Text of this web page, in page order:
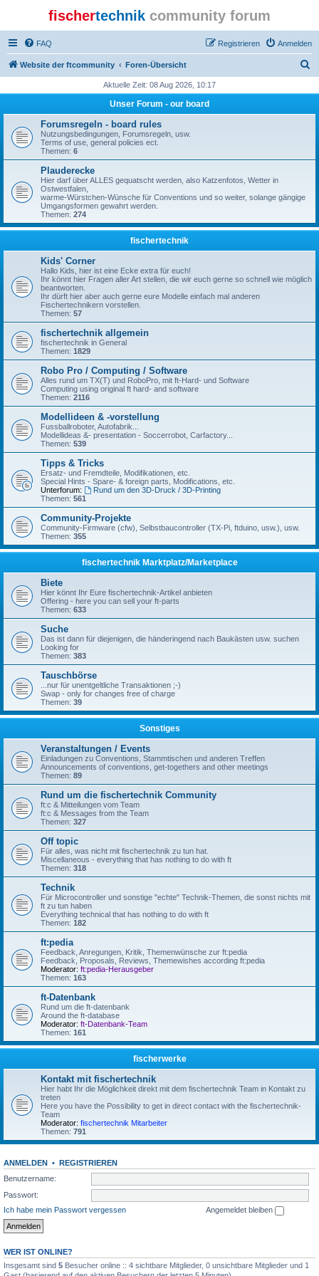
fischertechnik community forum
FAQ Anmelden
Registrieren
Website der ftcommunity Foren-Übersicht
h
Aktuelle Zeit: 08 Aug 2026, 10:17
Unser Forum - our board
Forumsregeln - board rules
Nutzungsbedingungen, Forumsregeln, usw.
Terms of use, general policies ect.
Themen: 6
Plauderecke
Hier darf über ALLES gequatscht werden, also Katzenfotos, Wetter in
Ostwestfalen,
warme-Würstchen-Wünsche für Conventions und so weiter, solange gängige
Umgangsformen gewahrt werden.
Themen: 274
fischertechnik
Kids' Corner
Hallo Kids, hier ist eine Ecke extra für euch!
Ihr könnt hier Fragen aller Art stellen, die wir euch gerne so schnell wie möglich
beantworten.
Ihr dürft hier aber auch gerne eure Modelle einfach mal anderen
Fischertechnikern vorstellen.
Themen: 57
fischertechnik allgemein
fischertechnik in General
Themen: 1829
Robo Pro / Computing / Software
Alles rund um TX(T) und RoboPro, mit ft-Hard- und Software
Computing using original ft hard- and software
Themen: 2116
Modellideen & -vorstellung
Fussballroboter, Autofabrik...
Modellideas &- presentation - Soccerrobot, Carfactory...
Themen: 539
Tipps & Tricks
Ersatz- und Fremdteile, Modifikationen, etc.
Special Hints - Spare- & foreign parts, Modifications, etc.
Unterforum:
Rund um den 3D-Druck / 3D-Printing
Themen: 561
Community-Projekte
Community-Firmware (cfw), Selbstbaucontroller (TX-Pi, ftduino, usw.), usw.
Themen: 355
fischertechnik Marktplatz/Marketplace
Biete
Hier könnt Ihr Eure fischertechnik-Artikel anbieten
Offering - here you can sell your ft-parts
Themen: 633
Suche
Das ist dann für diejenigen, die händeringend nach Baukästen usw. suchen
Looking for
Themen: 383
Tauschbörse
...nur für unentgeltliche Transaktionen ;-)
Swap - only for changes free of charge
Themen: 39
Sonstiges
Veranstaltungen / Events
Einladungen zu Conventions, Stammtischen und anderen Treffen
Announcements of conventions, get-togethers and other meetings
Themen: 89
Rund um die fischertechnik Community
ft:c & Mitteilungen vom Team
ft:c & Messages from the Team
Themen: 327
Off topic
Für alles, was nicht mit fischertechnik zu tun hat.
Miscellaneous - everything that has nothing to do with ft
Themen: 318
Technik
Für Microcontroller und sonstige "echte" Technik-Themen, die sonst nichts mit
ft zu tun haben
Everything technical that has nothing to do with ft
Themen: 182
ft:pedia
Feedback, Anregungen, Kritik, Themenwünsche zur ft:pedia
Feedback, Proposals, Reviews, Themewishes according ft:pedia
Moderator: ft:pedia-Herausgeber
Themen: 163
ft-Datenbank
Rund um die ft-datenbank
Around the ft-database
Moderator: ft-Datenbank-Team
Themen: 161
fischerwerke
Kontakt mit fischertechnik
Hier habt Ihr die Möglichkeit direkt mit dem fischertechnik Team in Kontakt zu
treten
Here you have the Possibility to get in direct contact with the fischertechnik-
Team
Moderator: fischertechnik Mitarbeiter
Themen: 791
ANMELDEN • REGISTRIEREN
Benutzername:
Passwort:
Ich habe mein Passwort vergessen
Angemeldet bleiben
WER IST ONLINE?
Insgesamt sind 5 Besucher online :: 4 sichtbare Mitglieder, 0 unsichtbare Mitglieder und 1